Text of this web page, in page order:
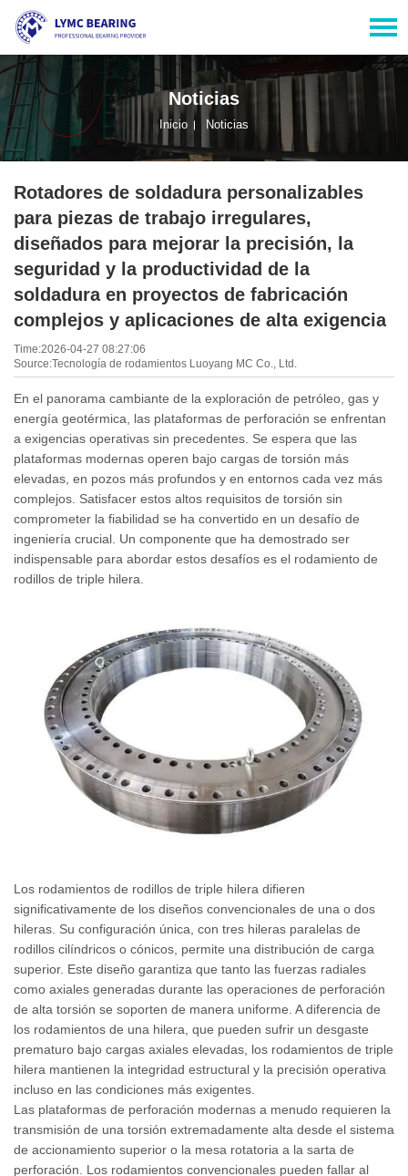
Noticias
Inicio Noticias
Rotadores de soldadura personalizables
para piezas de trabajo irregulares,
diseñados para mejorar la precisión, la
seguridad y la productividad de la
soldadura en proyectos de fabricación
complejos y aplicaciones de alta exigencia
Time:2026-04-27 08:27:06
Source:Tecnología de rodamientos Luoyang MC Co., Ltd.
En el panorama cambiante de la exploración de petróleo, gas y
energía geotérmica, las plataformas de perforación se enfrentan
a exigencias operativas sin precedentes. Se espera que las
plataformas modernas operen bajo cargas de torsión más
elevadas, en pozos más profundos y en entornos cada vez más
complejos. Satisfacer estos altos requisitos de torsión sin
comprometer la fiabilidad se ha convertido en un desafío de
ingeniería crucial. Un componente que ha demostrado ser
indispensable para abordar estos desafíos es el rodamiento de
rodillos de triple hilera.
Los rodamientos de rodillos de triple hilera difieren
significativamente de los diseños convencionales de una o dos
hileras. Su configuración única, con tres hileras paralelas de
rodillos cilíndricos o cónicos, permite una distribución de carga
superior. Este diseño garantiza que tanto las fuerzas radiales
como axiales generadas durante las operaciones de perforación
de alta torsión se soporten de manera uniforme. A diferencia de
los rodamientos de una hilera, que pueden sufrir un desgaste
prematuro bajo cargas axiales elevadas, los rodamientos de triple
hilera mantienen la integridad estructural y la precisión operativa
incluso en las condiciones más exigentes.
Las plataformas de perforación modernas a menudo requieren la
transmisión de una torsión extremadamente alta desde el sistema
de accionamiento superior o la mesa rotatoria a la sarta de
perforación. Los rodamientos convencionales pueden fallar al